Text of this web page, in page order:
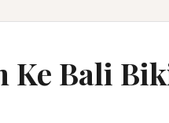
Ke Bali